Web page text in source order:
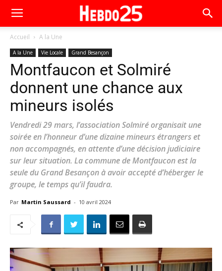
Accueil A la Une
A la Une Vie Locale Grand Besançon
Montfaucon et Solmiré
donnent une chance aux
mineurs isolés
Vendredi 29 mars, l’association Solmiré organisait une
soirée en l’honneur d’une dizaine mineurs étrangers et
non accompagnés, en attente d’une décision judiciaire
sur leur situation. La commune de Montfaucon est la
seule du Grand Besançon à avoir accepté d’héberger le
groupe, le temps qu’il faudra.
Par Martin Saussard - 10 avril 2024